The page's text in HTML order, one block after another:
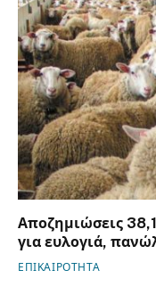
Αποζημιώσεις
για ευλογιά,
ΕΠΙΚΑΙΡΟΤΗΤΑ